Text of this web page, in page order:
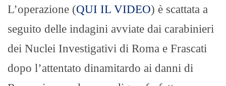
L’operazione (QUI IL VIDEO) è scattata a
seguito delle indagini avviate dai carabinieri
dei Nuclei Investigativi di Roma e Frascati
dopo l’attentato dinamitardo ai danni di